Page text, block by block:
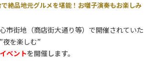
絶品地元グルメを堪能！お囃子演奏もお楽しみ
市街地（商店街大通り等）で開催されていた
夜を楽しむ”
ベントを開催します。